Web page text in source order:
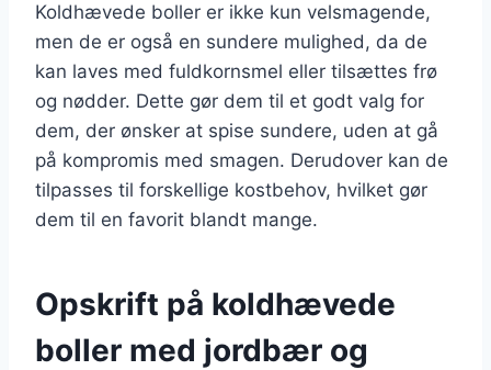
Koldhævede boller er ikke kun velsmagende,
men de er også en sundere mulighed, da de
kan laves med fuldkornsmel eller tilsættes frø
og nødder. Dette gør dem til et godt valg for
dem, der ønsker at spise sundere, uden at gå
på kompromis med smagen. Derudover kan de
tilpasses til forskellige kostbehov, hvilket gør
dem til en favorit blandt mange.
Opskrift på koldhævede
boller med jordbær og